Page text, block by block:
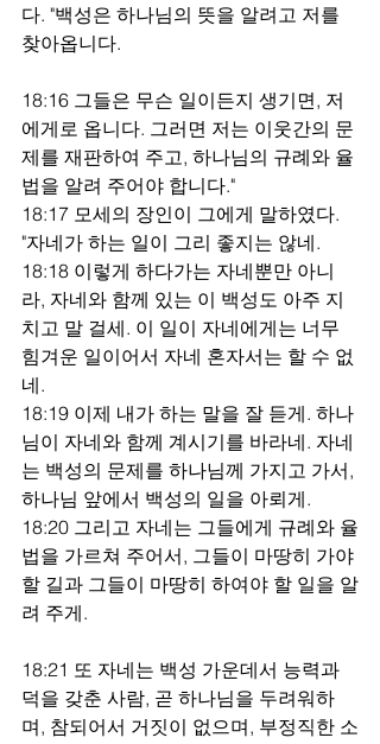
다. "백성은 하나님의 뜻을 알려고 저를
찾아옵니다.
18:16 그들은 무슨 일이든지 생기면, 저
에게로 옵니다. 그러면 저는 이웃간의 문
제를 재판하여 주고, 하나님의 규례와 율
법을 알려 주어야 합니다."
18:17 모세의 장인이 그에게 말하였다.
"자네가 하는 일이 그리 좋지는 않네.
18:18 이렇게 하다가는 자네뿐만 아니
라, 자네와 함께 있는 이 백성도 아주 지
치고 말 걸세. 이 일이 자네에게는 너무
힘겨운 일이어서 자네 혼자서는 할 수 없
네.
18:19 이제 내가 하는 말을 잘 듣게. 하나
님이 자네와 함께 계시기를 바라네. 자네
는 백성의 문제를 하나님께 가지고 가서,
하나님 앞에서 백성의 일을 아뢰게.
18:20 그리고 자네는 그들에게 규례와 율
법을 가르쳐 주어서, 그들이 마땅히 가야
할 길과 그들이 마땅히 하여야 할 일을 알
려 주게.
18:21 또 자네는 백성 가운데서 능력과
덕을 갖춘 사람, 곧 하나님을 두려워하
며, 참되어서 거짓이 없으며, 부정직한 소